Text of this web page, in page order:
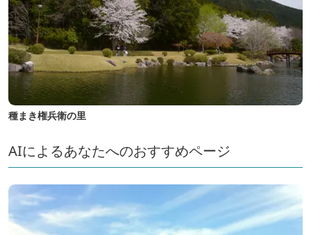
種まき権兵衛の里
AIによるあなたへのおすすめページ